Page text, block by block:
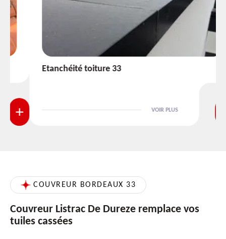
Etanchéité toiture 33
VOIR PLUS
COUVREUR BORDEAUX 33
Couvreur Listrac De Dureze remplace vos
tuiles cassées